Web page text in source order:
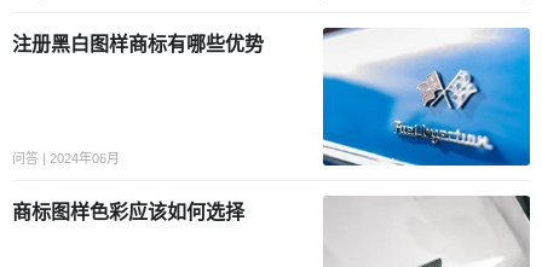
注册黑白图样商标有哪些优势
问答 | 2024年06月
商标图样色彩应该如何选择